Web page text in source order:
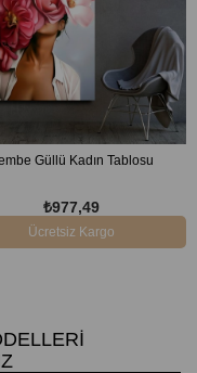
Güllü Kadın Tablosu
₺977,49
Ücretsiz Kargo